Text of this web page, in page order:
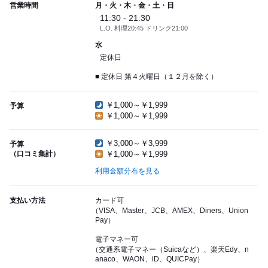
営業時間 月・火・木・金・土・日
11:30 - 21:30
L.O. 料理20:45 ドリンク21:00
水
定休日
■ 定休日 第４火曜日（１２月を除く）
予算
￥1,000～￥1,999
￥1,000～￥1,999
予算
（口コミ集計）
￥3,000～￥3,999
￥1,000～￥1,999
利用金額分布を見る
支払い方法
カード可
（VISA、Master、JCB、AMEX、Diners、Union
Pay）
電子マネー可
（交通系電子マネー（Suicaなど）、楽天Edy、n
anaco、WAON、iD、QUICPay）